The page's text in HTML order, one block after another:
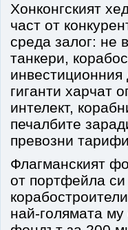
Хонконгският
част от
среда залог: не
танкери,
инвестиционния
гиганти харчат
интелект,
печалбите
превозни
Флагманският
от портфейла
най-голямата